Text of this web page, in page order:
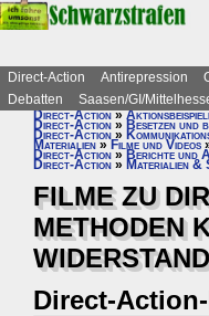
Direct-Action Antirepression
Debatten
Saasen/GI/
Direct-Action»
Direct-Action » Besetzen und
Direct-Action »
Materialien » Filme und Videos
Direct-Action » Berichte und
Direct-Action » Materialien &
FILME ZU
METHODEN
Direct-